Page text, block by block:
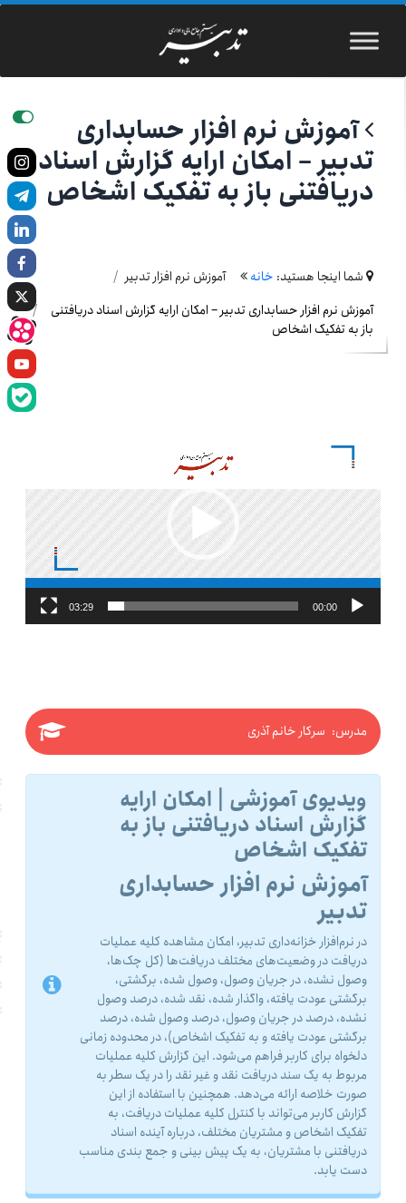
آموزش نرم افزار حسابداری
تدبیر – امکان ارایه گزارش اسناد
دریافتنی باز به تفکیک اشخاص
شما اینجا هستید: خانه
آموزش نرم افزار تدبیر
آموزش نرم افزار حسابداری تدبیر – امکان ارایه گزارش اسناد دریافتنی
باز به تفکیک اشخاص
ویدیو
00:00
03:29
مدرس: سرکار خانم آذری
ویدیوی آموزشی | امکان ارایه
گزارش اسناد دریافتنی باز به
تفکیک اشخاص
آموزش نرم افزار حسابداری
تدبیر
در نرم‌افزار خزانه‌داری تدبیر، امکان مشاهده کلیه عملیات
دریافت در وضعیت‌های مختلف دریافت‌ها (کل چک‌ها،
وصول نشده، در جریان وصول، وصول شده، برگشتی،
برگشتی عودت یافته، واگذار شده، نقد شده، درصد وصول
نشده، درصد در جریان وصول، درصد وصول شده، درصد
برگشتی عودت یافته و به تفکیک اشخاص)، در محدوده زمانى
دلخواه براى کاربر فراهم مى‌شود. این گزارش کلیه عملیات
مربوط به یک سند دریافت نقد و غیر نقد را در یک سطر به
صورت خلاصه ارائه می‌دهد. همچنین با استفاده از این
گزارش کاربر می‌تواند با کنترل کلیه عملیات دریافت، به
تفکیک اشخاص و مشتریان مختلف، درباره آینده اسناد
دریافتنی با مشتریان، به یک پیش بینی و جمع بندی مناسب
دست یابد.